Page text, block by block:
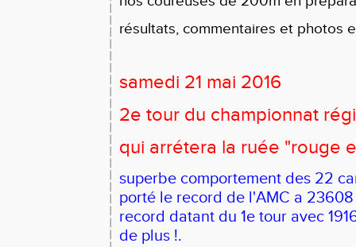
résultats, commentaires et photos
samedi 21 mai 2016
2e tour du championnat
qui arrétera la ruée "rouge
superbe comportement des 22
porté le record de l'AMC a
record datant du 1e tour avec
de plus !.